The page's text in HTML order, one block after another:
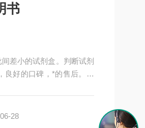
书
差小的试剂盒。判断试剂
良好的口碑，*的售后。臻
28